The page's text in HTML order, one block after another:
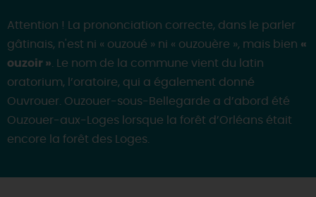
Attention ! La prononciation correcte, dans le parler
gâtinais, n'est ni « ouzoué » ni « ouzouère », mais bien «
ouzoir » . Le nom de la commune vient du latin
oratorium, l’oratoire, qui a également donné
Ouvrouer. Ouzouer-sous-Bellegarde a d’abord été
Ouzouer-aux-Loges lorsque la forêt d’Orléans était
encore la forêt des Loges.